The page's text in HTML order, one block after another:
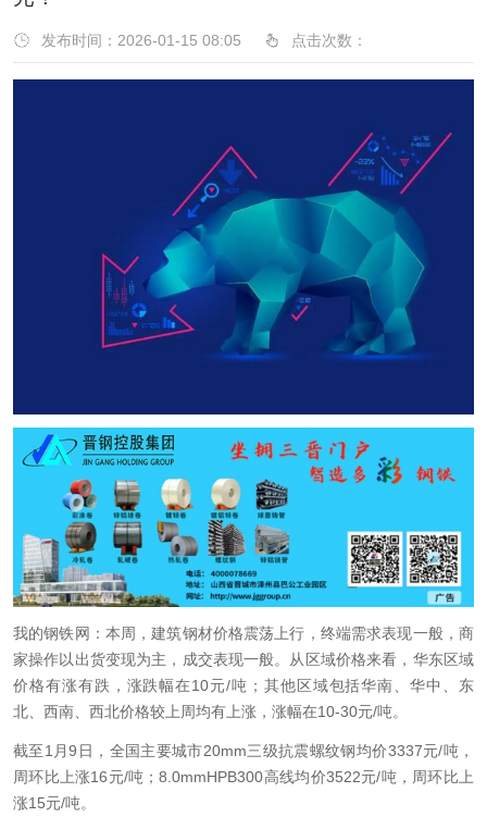
发布时间：2026-01-15 08:05 点击次数：
我的钢铁网： 本周，建筑钢材价格震荡上行，终端需求表现一般，商
家操作以出货变现为主，成交表现一般。从区域价格来看，华东区域
价格有涨有跌，涨跌幅在10元/吨；其他区域包括华南、华中、东
北、西南、西北价格较上周均有上涨，涨幅在10-30元/吨。
截至1月9日，全国主要城市20mm三级抗震螺纹钢均价3337元/吨，
周环比上涨16元/吨；8.0mmHPB300高线均价3522元/吨，周环比上
涨15元/吨。